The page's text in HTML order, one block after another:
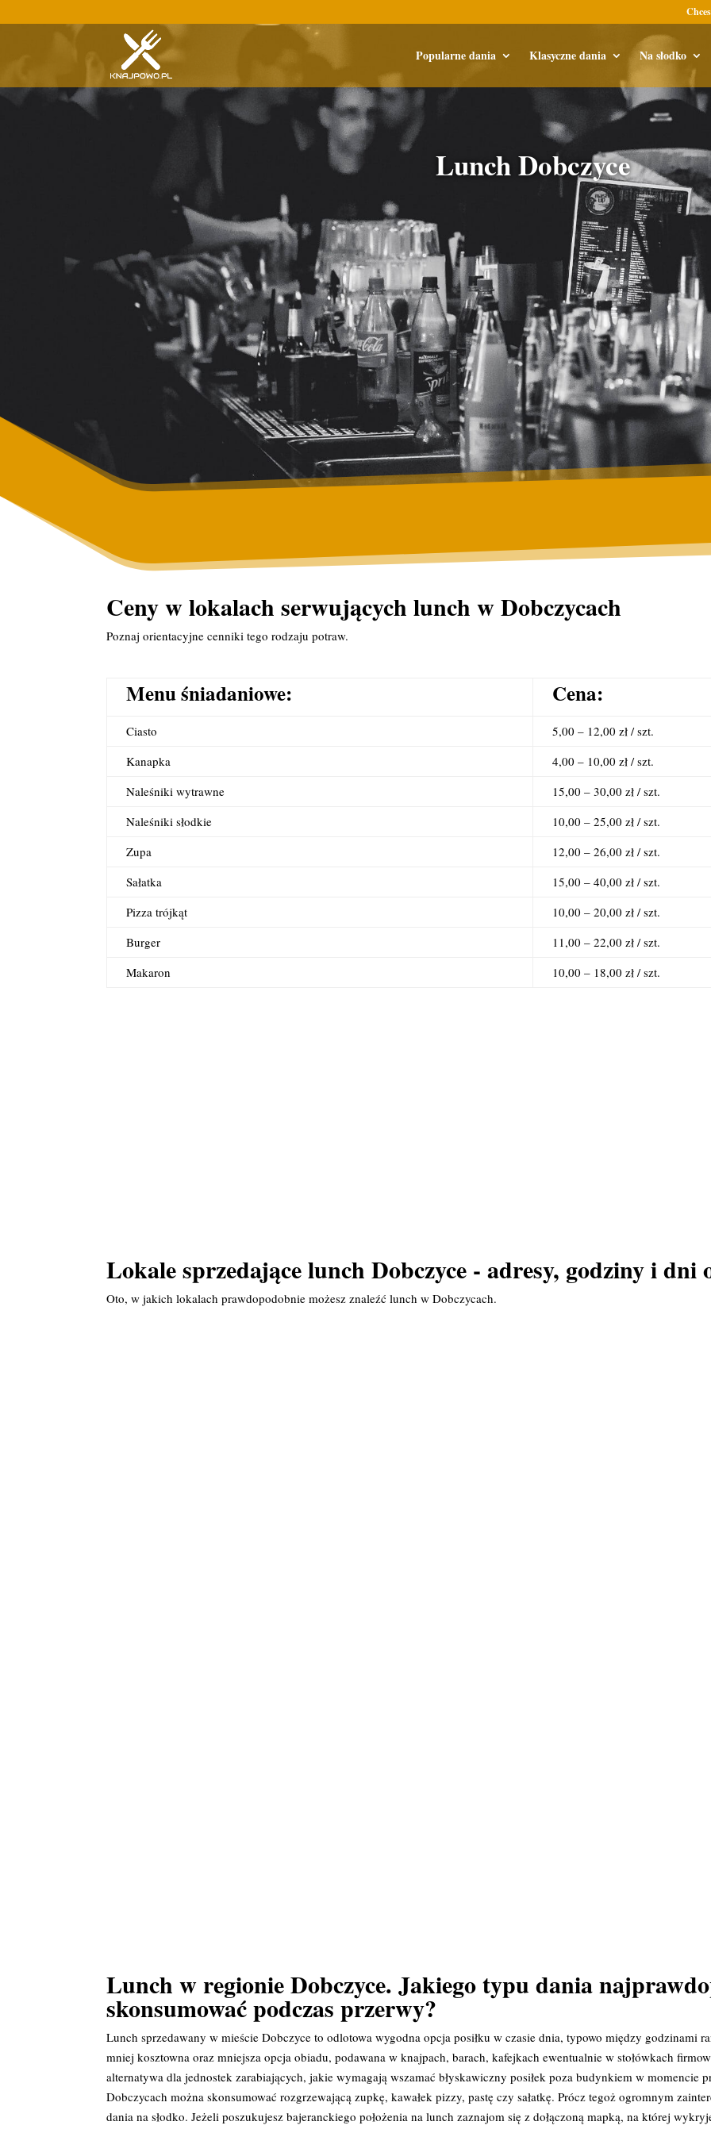
Popularne dania Klasyczne dania Na słodko
Lunch Dobczyce
Ceny w lokalach serwujących lunch w Dobczycach
Poznaj orientacyjne cenniki tego rodzaju potraw.
Menu śniadaniowe: Cena:
Ciasto
5,00 – 12,00 zł / szt.
Kanapka
4,00 – 10,00 zł / szt.
Naleśniki wytrawne
15,00 – 30,00 zł / szt.
Naleśniki słodkie
10,00 – 25,00 zł / szt.
Zupa
12,00 – 26,00 zł / szt.
Sałatka
15,00 – 40,00 zł / szt.
Pizza trójkąt
10,00 – 20,00 zł / szt.
Burger
11,00 – 22,00 zł / szt.
Makaron
10,00 – 18,00 zł / szt.
Lokale sprzedające lunch Dobczyce - adresy, godziny i dni
Oto, w jakich lokalach prawdopodobnie możesz znaleźć lunch w Dobczycach.
Lunch w regionie Dobczyce. Jakiego typu dania
skonsumować podczas przerwy?
Lunch sprzedawany w mieście Dobczyce to odlotowa wygodna opcja posiłku w czasie dnia, typowo między godzinami
mniej kosztowna oraz mniejsza opcja obiadu, podawana w knajpach, barach, kafejkach ewentualnie w stołówkach
alternatywa dla jednostek zarabiających, jakie wymagają wszamać błyskawiczny posiłek poza budynkiem w
Dobczycach można skonsumować rozgrzewającą zupkę, kawałek pizzy, pastę czy sałatkę. Prócz tegoż ogromnym
dania na słodko. Jeżeli poszukujesz bajeranckiego położenia na lunch zaznajom się z dołączoną mapką, na której